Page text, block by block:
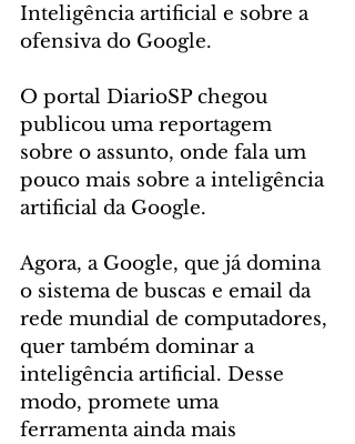
Inteligência artificial e sobre a
ofensiva do Google.
O portal DiarioSP chegou
publicou uma reportagem
sobre o assunto, onde fala um
pouco mais sobre a inteligência
artificial da Google.
Agora, a Google, que já domina
o sistema de buscas e email da
rede mundial de computadores,
quer também dominar a
inteligência artificial. Desse
modo, promete uma
ferramenta ainda mais